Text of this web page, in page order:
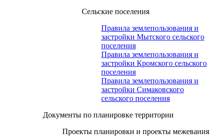
Сельские поселения
Правила землепользования и
застройки Мытского сельского
поселения
Правила землепользования и
застройки Кромского сельского
поселения
Правила землепользования и
застройки Симаковского
сельского поселения
Документы по планировке территории
Проекты планировки и проекты межевания